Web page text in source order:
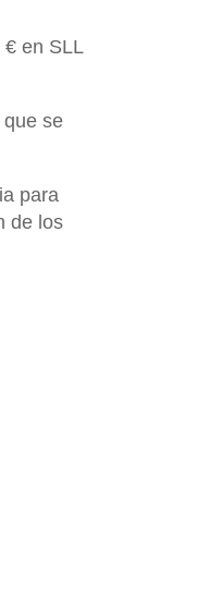
en SLL
se
para
de los